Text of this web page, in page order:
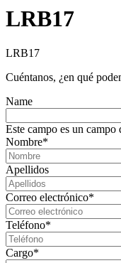
LRB17
LRB17
Cuéntanos, ¿en qué
Name
Este campo es un
Nombre*
Apellidos
Correo electrónico*
Teléfono*
Cargo*